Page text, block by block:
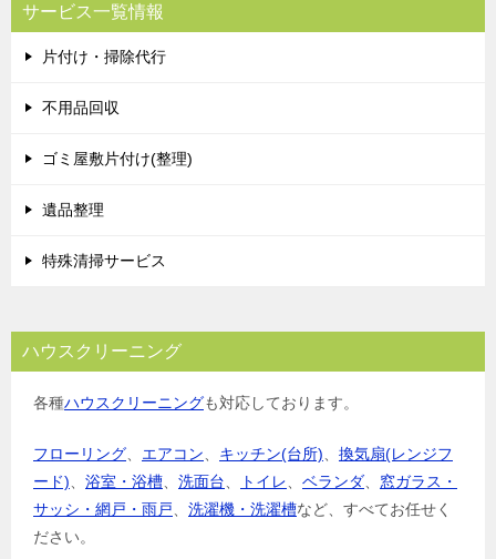
サービス一覧情報
片付け・掃除代行
不用品回収
ゴミ屋敷片付け(整理)
遺品整理
特殊清掃サービス
ハウスクリーニング
各種ハウスクリーニングも対応しております。
フローリング エアコン キッチン(台所)
換気扇(レンジフ
ード)
浴室・浴槽 洗面台 トイレ ベランダ
窓ガラス・
サッシ・網戸・雨戸
洗濯機・洗濯槽など、すべてお任せく
ださい。